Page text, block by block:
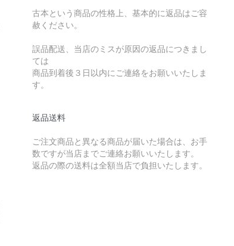
古本という商品の性格上、基本的に返品はご容
赦ください。
誤品配送、当店のミスが原因の返品につきまし
ては
商品到着後３日以内にご連絡をお願いいたしま
す。
返品送料
ご注文商品と異なる商品が届いた場合は、お手
数ですが当店までご連絡お願いいたします。
返品の際の送料は全額当店で負担いたします。